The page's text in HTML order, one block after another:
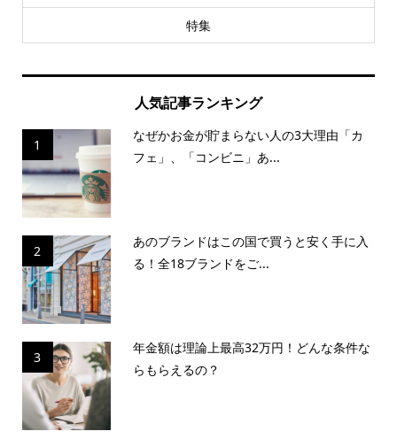
特集
人気記事ランキング
1
なぜかお金が貯まらない人の3大理由「カ
フェ」、「コンビニ」あ...
2
あのブランドはこの国で買うと安く手に入
る！全18ブランドをご...
3
年金額は理論上最高32万円！どんな条件な
らもらえるの？